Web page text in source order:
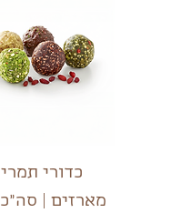
מארזים | סה"כ 750 גר'